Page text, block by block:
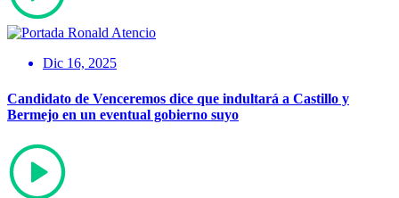
Dic 16, 2025
Candidato de Venceremos dice que indultará a Castillo y
Bermejo en un eventual gobierno suyo